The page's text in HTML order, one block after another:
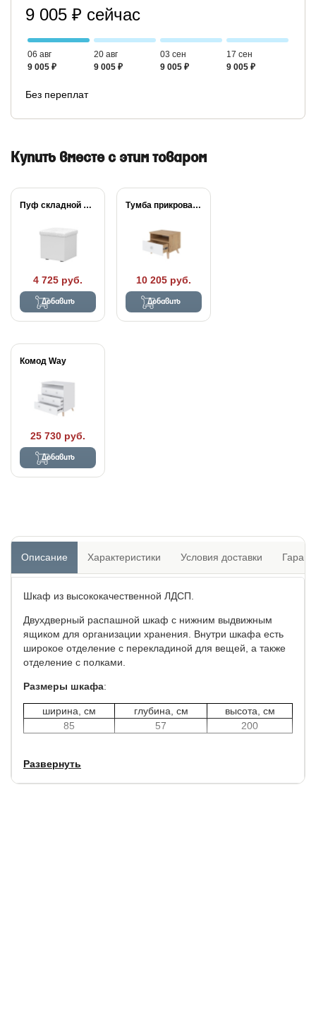
9 005 ₽ сейчас
06 авг
9 005 ₽
20 авг
9 005 ₽
03 сен
9 005 ₽
17 сен
9 005 ₽
Без переплат
Купить вместе с этим товаром
Пуф складной Como/Veda
4 725 руб.
Добавить
Тумба прикроватная Way
10 205 руб.
Добавить
Комод Way
25 730 руб.
Добавить
Описание Характеристики Условия доставки
Шкаф из высококачественной ЛДСП.
Двухдверный распашной шкаф с нижним выдвижным
ящиком для организации хранения. Внутри шкафа есть
широкое отделение с перекладиной для вещей, а также
отделение с полками.
Размеры шкафа:
ширина, см глубина, см
высота, см
85
57 200
Механизм закрытия дверей:
Развернуть